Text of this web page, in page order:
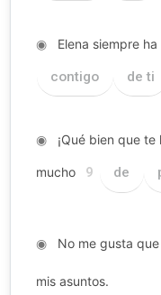
◉Elena siempre ha
contigo de ti
◉¡Qué bien que te
mucho 9 de
◉No me gusta que
mis asuntos.